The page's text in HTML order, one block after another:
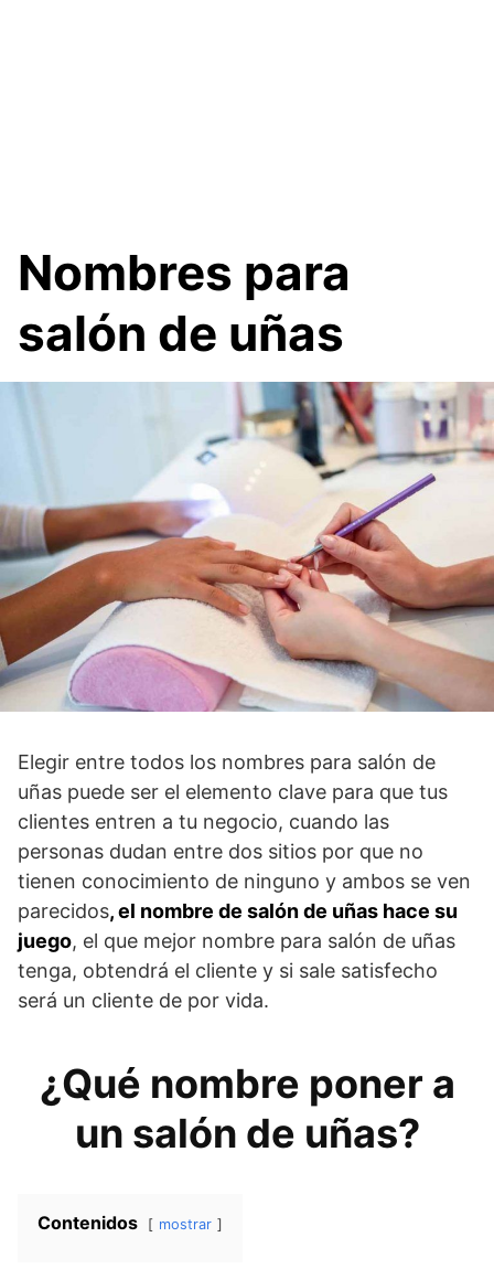
Nombres para
salón de uñas
Elegir entre todos los nombres para salón de
uñas puede ser el elemento clave para que tus
clientes entren a tu negocio, cuando las
personas dudan entre dos sitios por que no
tienen conocimiento de ninguno y ambos se ven
parecidos, el nombre de salón de uñas hace su
juego, el que mejor nombre para salón de uñas
tenga, obtendrá el cliente y si sale satisfecho
será un cliente de por vida.
¿Qué nombre poner a
un salón de uñas?
Contenidos mostrar